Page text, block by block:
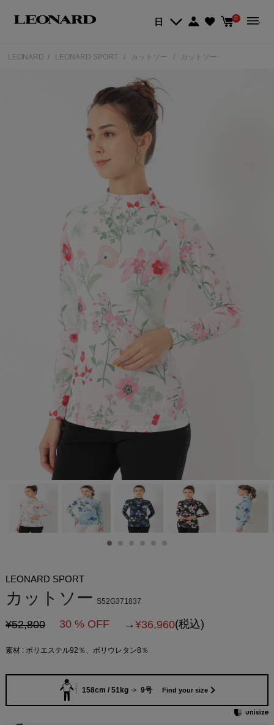
日 0
LEONARD LEONARD SPORT カットソー カットソー
LEONARD SPORT
カットソー S52G371837
¥52,800 30 % OFF →¥36,960(税込)
素材 : ポリエステル92％、ポリウレタン8％
158cm / 51kg 9号 Find your size